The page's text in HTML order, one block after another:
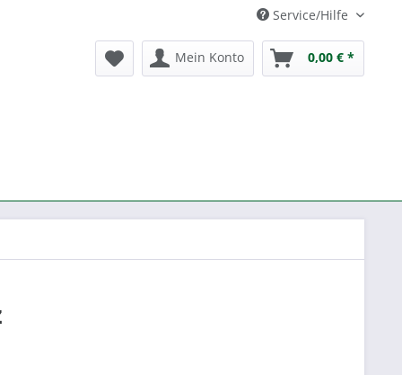
Service/Hilfe
Mein Konto 0,00 € *